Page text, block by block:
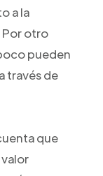
a la
otro
pueden
través de
que